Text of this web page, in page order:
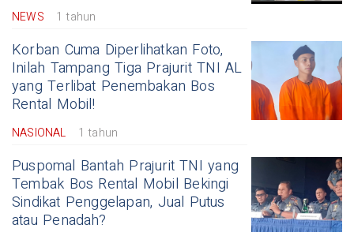
NEWS 1 tahun
Korban Cuma Diperlihatkan Foto,
Inilah Tampang Tiga Prajurit TNI AL
yang Terlibat Penembakan Bos
Rental Mobil!
NASIONAL 1 tahun
Puspomal Bantah Prajurit TNI yang
Tembak Bos Rental Mobil Bekingi
Sindikat Penggelapan, Jual Putus
atau Penadah?